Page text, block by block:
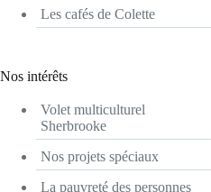
Les cafés de Colette
Nos intérêts
Volet multiculturel
Sherbrooke
Nos projets spéciaux
La pauvreté des personnes